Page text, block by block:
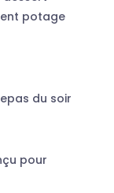
potage
du soir
pour